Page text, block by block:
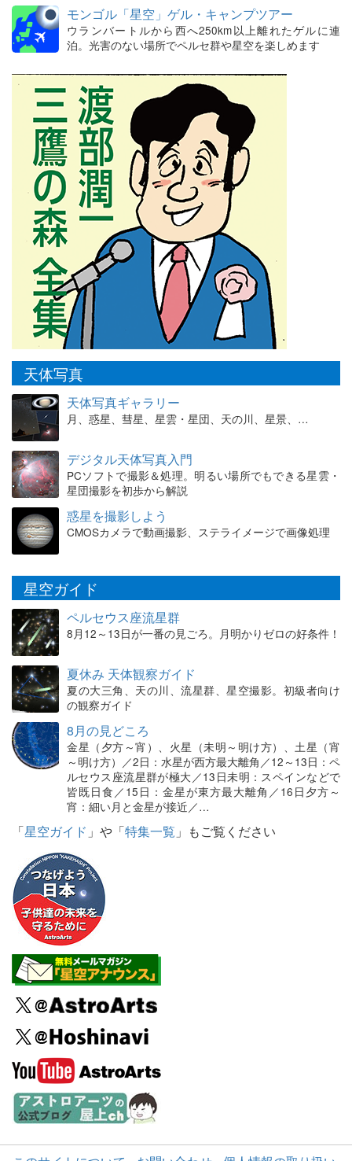
モンゴル「星空」ゲル・キャンプツアー
ウランバートルから西へ250km以上離れたゲルに連
泊。光害のない場所でペルセ群や星空を楽しめます
天体写真
天体写真ギャラリー
月、惑星、彗星、星雲・星団、天の川、星景、…
デジタル天体写真入門
PCソフトで撮影＆処理。明るい場所でもできる星雲・
星団撮影を初歩から解説
惑星を撮影しよう
CMOSカメラで動画撮影、ステライメージで画像処理
星空ガイド
ペルセウス座流星群
8月12～13日が一番の見ごろ。月明かりゼロの好条件！
夏休み 天体観察ガイド
夏の大三角、天の川、流星群、星空撮影。初級者向け
の観察ガイド
8月の見どころ
金星（夕方～宵）、火星（未明～明け方）、土星（宵
～明け方）／2日：水星が西方最大離角／12～13日：ペ
ルセウス座流星群が極大／13日未明：スペインなどで
皆既日食／15日：金星が東方最大離角／16日夕方～
宵：細い月と金星が接近／…
「星空ガイド 」や「特集一覧 」もご覧ください